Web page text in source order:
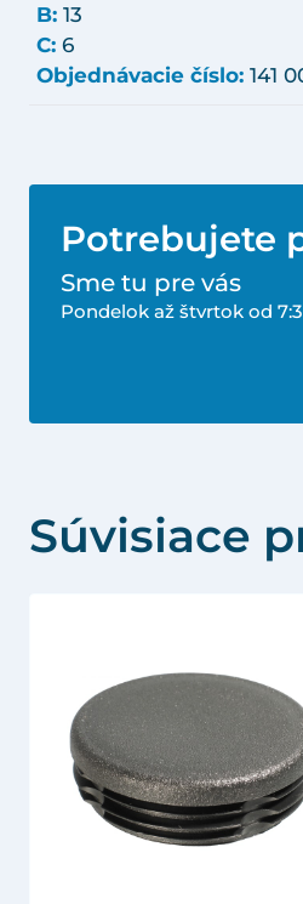
B: 13
C: 6
Objednávacie číslo: 141
Potrebujete
Sme tu pre vás
Pondelok až štvrtok od
Súvisiace